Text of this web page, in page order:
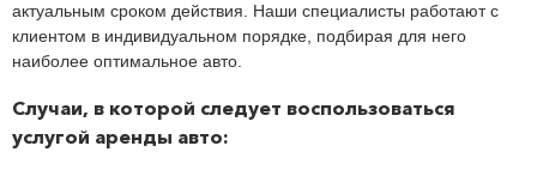
актуальным сроком действия. Наши специалисты работают с
клиентом в индивидуальном порядке, подбирая для него
наиболее оптимальное авто.
Случаи, в которой следует воспользоваться
услугой аренды авто: